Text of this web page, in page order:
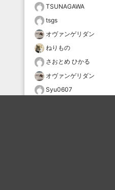
TSUNAGAWA
tsgs
オヴァンゲリダン
ねりもの
さおとめ ひかる
オヴァンゲリダン
Syu0607